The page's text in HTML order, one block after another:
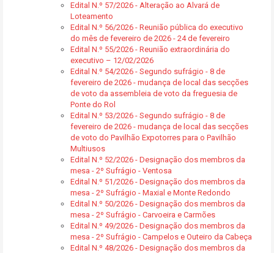
Edital N.º 57/2026 - Alteração ao Alvará de
Loteamento
Edital N.º 56/2026 - Reunião pública do executivo
do mês de fevereiro de 2026 - 24 de fevereiro
Edital N.º 55/2026 - Reunião extraordinária do
executivo – 12/02/2026
Edital N.º 54/2026 - Segundo sufrágio - 8 de
fevereiro de 2026 - mudança de local das secções
de voto da assembleia de voto da freguesia de
Ponte do Rol
Edital N.º 53/2026 - Segundo sufrágio - 8 de
fevereiro de 2026 - mudança de local das secções
de voto do Pavilhão Expotorres para o Pavilhão
Multiusos
Edital N.º 52/2026 - Designação dos membros da
mesa - 2º Sufrágio - Ventosa
Edital N.º 51/2026 - Designação dos membros da
mesa - 2º Sufrágio - Maxial e Monte Redondo
Edital N.º 50/2026 - Designação dos membros da
mesa - 2º Sufrágio - Carvoeira e Carmões
Edital N.º 49/2026 - Designação dos membros da
mesa - 2º Sufrágio - Campelos e Outeiro da Cabeça
Edital N.º 48/2026 - Designação dos membros da